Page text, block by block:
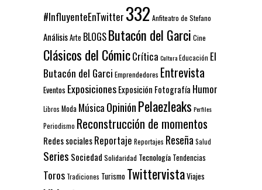
#InfluyenteEnTwitter 332 Anfiteatro de Stefano
AnálisisArte BLOGSButacón del Garci Cine
Clásicos del CómicCrítica CulturaEducación El
Butacón del Garci Emprendedores Entrevista
Eventos ExposicionesExposición Fotografía Humor
Libros Moda Música OpiniónPelaezleaks Perfiles
Periodismo Reconstrucción de momentos
Redes socialesReportaje Reportajes ReseñaSalud
Series Sociedad Solidaridad Tecnología Tendencias
Toros Tradiciones Turismo TwittervistaViajes